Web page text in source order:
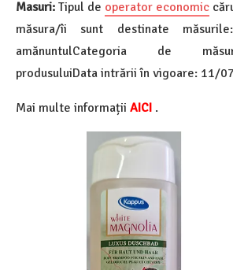
Masuri: Tipul de operator economic
măsura/îi sunt destinate
amănuntulCategoria de
produsuluiData intrării în vigoare: 11/
Mai multe informații AICI .